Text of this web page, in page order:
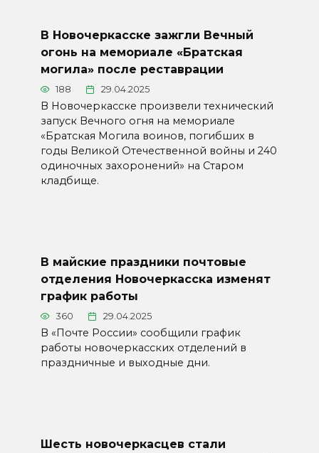
В Новочеркасске зажгли Вечный
огонь на мемориале «Братская
могила» после реставрации
188 29.04.2025
В Новочеркасске произвели технический
запуск Вечного огня на мемориале
«Братская Могила воинов, погибших в
годы Великой Отечественной войны и 240
одиночных захоронений» на Старом
кладбище.
В майские праздники почтовые
отделения Новочеркасска изменят
график работы
360 29.04.2025
В «Почте России» сообщили график
работы новочеркасских отделений в
праздничные и выходные дни.
Шесть новочеркасцев стали